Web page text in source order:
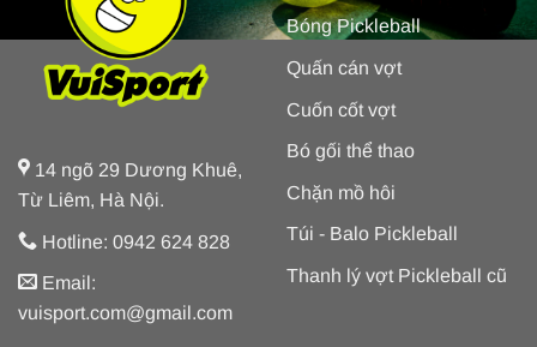
14 ngõ 29 Dương Khuê,
Từ Liêm, Hà Nội.
Hotline: 0942 624 828
Email:
vuisport.com@gmail.com
Bóng Pickleball
Quấn cán vợt
Cuốn cốt vợt
Bó gối thể thao
Chặn mồ hôi
Túi - Balo Pickleball
Thanh lý vợt Pickleball cũ